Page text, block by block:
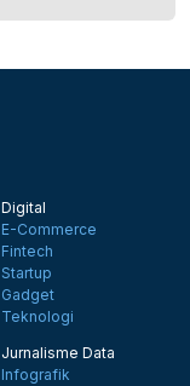
Digital
E-Commerce
Fintech
Startup
Gadget
Teknologi
Jurnalisme Data
Infografik